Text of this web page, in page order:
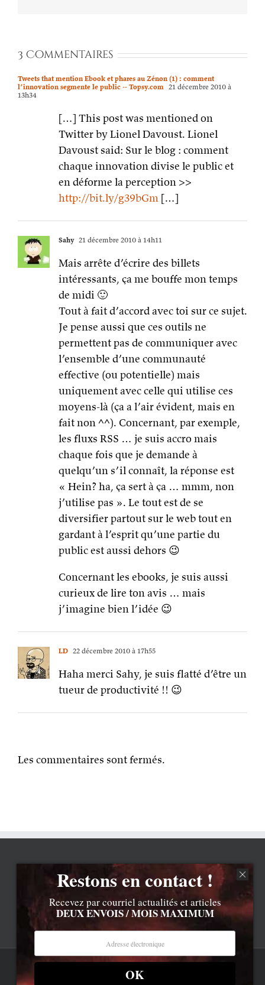
3 Commentaires
Tweets that mention Ebook et phares au Zénon (1) : comment
l’innovation segmente le public -- Topsy.com 21 décembre 2010 à
13h34
[…] This post was mentioned on
Twitter by Lionel Davoust. Lionel
Davoust said: Sur le blog : comment
chaque innovation divise le public et
en déforme la perception >>
http://bit.ly/g39bGm […]
Sahy 21 décembre 2010 à 14h11
Mais arrête d’écrire des billets
intéressants, ça me bouffe mon temps
de midi 🙂
Tout à fait d’accord avec toi sur ce sujet.
Je pense aussi que ces outils ne
permettent pas de communiquer avec
l’ensemble d’une communauté
effective (ou potentielle) mais
uniquement avec celle qui utilise ces
moyens-là (ça a l’air évident, mais en
fait non ^^). Concernant, par exemple,
les fluxs RSS … je suis accro mais
chaque fois que je demande à
quelqu’un s’il connaît, la réponse est
« Hein? ha, ça sert à ça … mmm, non
j’utilise pas ». Le tout est de se
diversifier partout sur le web tout en
gardant à l’esprit qu’une partie du
public est aussi dehors 😉
Concernant les ebooks, je suis aussi
curieux de lire ton avis … mais
j’imagine bien l’idée 😉
LD 22 décembre 2010 à 17h55
Haha merci Sahy, je suis flatté d’être un
tueur de productivité !! 😉
Les commentaires sont fermés.
Contenu © Lionel Davoust sauf exceptions précisées.
Restons en contact !
Recevez par courriel actualités et articles
DEUX ENVOIS / MOIS MAXIMUM
OK